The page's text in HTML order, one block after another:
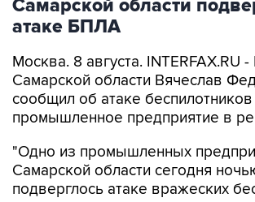
Самарской области
атаке БПЛА
Москва. 8 августа. INTERFAX.RU
Самарской области Вячеслав
сообщил об атаке беспилотников
промышленное предприятие в
"Одно из промышленных
Самарской области сегодня
подверглось атаке вражеских